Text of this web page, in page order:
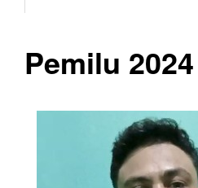
Pemilu 2024